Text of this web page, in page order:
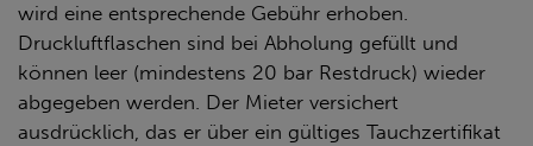
wird eine entsprechende Gebühr erhoben.
Druckluftflaschen sind bei Abholung gefüllt und
können leer (mindestens 20 bar Restdruck) wieder
abgegeben werden. Der Mieter versichert
ausdrücklich, das er über ein gültiges Tauchzertifikat